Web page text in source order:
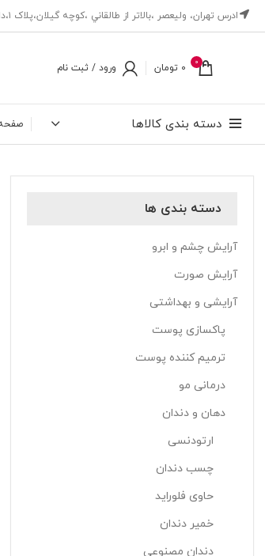
ادرس تهران، ‎وليعصر ،بالاتر از طالقاني ،كوچه گيلان،پلاک ۱،داروخانه شفا مركزي
0
0 تومان ورود / ثبت نام
دسته بندی کالاها
دسته بندی ها
آرایش چشم و ابرو
آرایش صورت
آرایشی و بهداشتی
پاکسازی پوست
ترمیم کننده پوست
درمانی مو
دهان و دندان
ارتودنسی
چسب دندان
حاوی فلوراید
خمیر دندان
دندان مصنوعی